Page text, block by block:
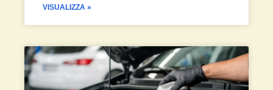
VISUALIZZA »